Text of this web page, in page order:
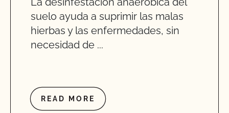
suelo ayuda a suprimir las malas
hierbas y las enfermedades, sin
necesidad de ...
READ MORE